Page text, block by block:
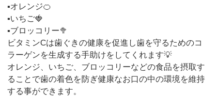
▪︎オレンジ🍊
▪︎いちご🍓
▪︎ブロッコリー🥦
ビタミンCは歯ぐきの健康を促進し歯を守るためのコ
ラーゲンを生成する手助けをしてくれます💡
オレンジ、いちご、ブロッコリーなどの食品を摂取す
ることで歯の着色を防ぎ健康なお口の中の環境を維持
する事ができます。